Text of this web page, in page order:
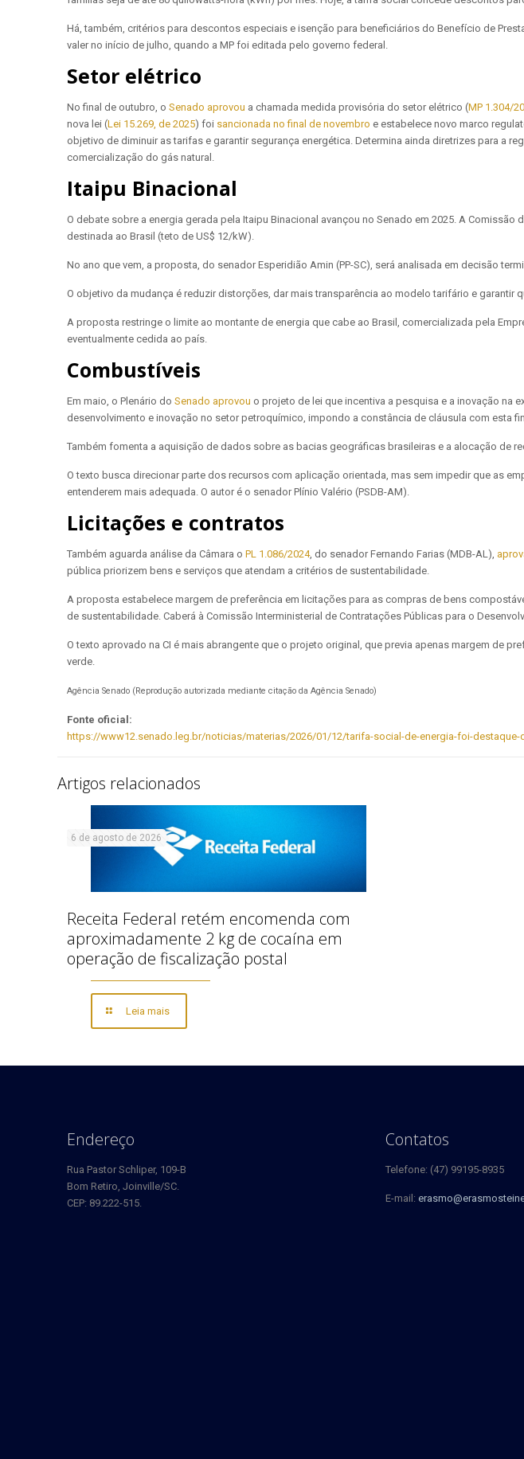
Há, também, critérios para descontos especiais e isenção para beneficiários do Benefício de
valer no início de julho, quando a MP foi editada pelo governo federal.
Setor elétrico
No final de outubro, o Senado aprovou a chamada medida provisória do setor elétrico (MP 1.304/
nova lei (Lei 15.269, de 2025) foi sancionada no final de novembro e estabelece novo marco
objetivo de diminuir as tarifas e garantir segurança energética. Determina ainda diretrizes para a
comercialização do gás natural.
Itaipu Binacional
O debate sobre a energia gerada pela Itaipu Binacional avançou no Senado em 2025. A Comissão
destinada ao Brasil (teto de US$ 12/kW).
No ano que vem, a proposta, do senador Esperidião Amin (PP-SC), será analisada em decisão
O objetivo da mudança é reduzir distorções, dar mais transparência ao modelo tarifário e garantir
A proposta restringe o limite ao montante de energia que cabe ao Brasil, comercializada pela
eventualmente cedida ao país.
Combustíveis
Em maio, o Plenário do Senado aprovou o projeto de lei que incentiva a pesquisa e a inovação na
desenvolvimento e inovação no setor petroquímico, impondo a constância de cláusula com esta
Também fomenta a aquisição de dados sobre as bacias geográficas brasileiras e a alocação de
O texto busca direcionar parte dos recursos com aplicação orientada, mas sem impedir que as
entenderem mais adequada. O autor é o senador Plínio Valério (PSDB-AM).
Licitações e contratos
Também aguarda análise da Câmara o PL 1.086/2024, do senador Fernando Farias (MDB-AL),
pública priorizem bens e serviços que atendam a critérios de sustentabilidade.
A proposta estabelece margem de preferência em licitações para as compras de bens
de sustentabilidade. Caberá à Comissão Interministerial de Contratações Públicas para o
O texto aprovado na CI é mais abrangente que o projeto original, que previa apenas margem de
verde.
Agência Senado (Reprodução autorizada mediante citação da Agência Senado)
Fonte oficial:
https://www12.senado.leg.br/noticias/materias/2026/01/12/tarifa-social-de-energia-foi-destaque-
Artigos relacionados
6 de agosto de 2026
Receita Federal retém encomenda com
aproximadamente 2 kg de cocaína em
operação de fiscalização postal
Leia mais
Endereço
Rua Pastor Schliper, 109-B
Bom Retiro, Joinville/SC.
CEP: 89.222-515.
Contatos
Telefone: (47) 99195-8935
E-mail: